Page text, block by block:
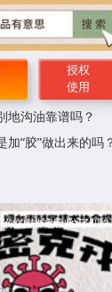
授权
使用
地沟油靠谱吗？
“胶”做出来的吗
的防护做到位了吗？